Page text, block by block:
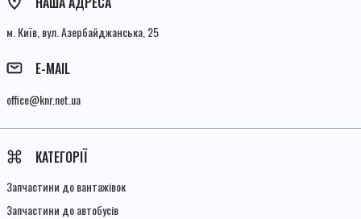
м. Київ, вул. Азербайджанська, 25
E-MAIL
office@knr.net.ua
КАТЕГОРІЇ
Запчастини до вантажівок
Запчастини до автобусів